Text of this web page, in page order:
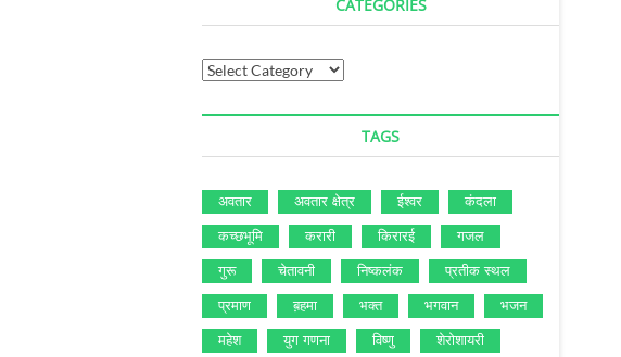
CATEGORIES
TAGS
अवतार अवतार क्षेत्र ईश्‍वर कंदला
कच्‍छभूमि करारी किरारई गजल
गुरू चेतावनी निष्‍कलंक प्रतीक स्‍थल
प्रमाण ब़हमा भक्‍त भगवान भजन
महेश युग गणना विष्‍णु शेरोशायरी